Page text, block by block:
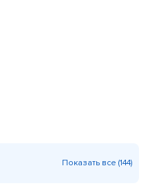
Показать все (144)